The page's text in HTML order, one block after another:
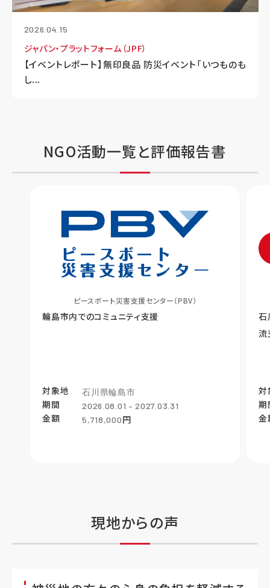
2026.04.15
ジャパン・プラットフォーム（JPF）
【イベントレポート】無印良品 防災イベント「いつものも
し...
NGO活動一覧と評価報告書
ピースボート災害支援センター（PBV）
輪島市内でのコミュニティ支援
対象地 石川県輪島市
期間 2026.08.01 – 2027.03.31
金額 5,718,000円
石
流
対
期
金
現地からの声